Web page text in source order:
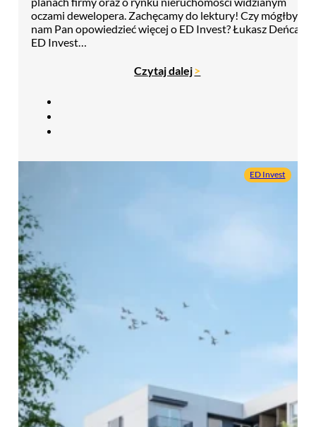
oczami dewelopera. Zachęcamy do lektury! Czy mógłby
nam Pan opowiedzieć więcej o ED Invest? Łukasz Deńca:
ED Invest…
Czytaj dalej
ED Invest